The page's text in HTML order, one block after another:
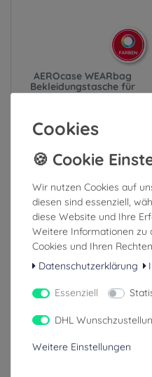
AEROcase WEARbag
Bekleidungstasche für
Einsatzkleidung und Schuhe
136,99 €
inkl. ges. MwSt.
1-3 Tage (Ausland: 4-8 Tage)
Cookies
Wir nutzen Cookies auf
diesen sind essenziell,
diese Website und Ihre
Weitere Informationen zu
Cookies und Ihren
Datenschutzerklärung
Essenziell
DHL
Weitere Einstellungen